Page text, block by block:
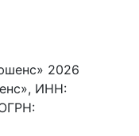
2026
ИНН: